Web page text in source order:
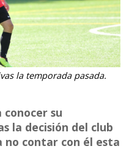
la temporada pasada.
conocer su
la decisión del club
no contar con él esta